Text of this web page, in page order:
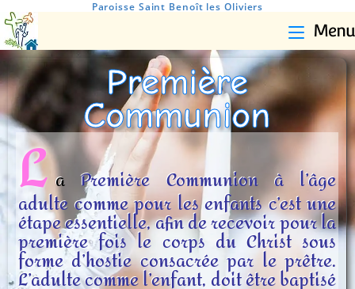
Paroisse Saint Benoît les Oliviers
Menu
Première
Communion
L a Première Communion à l’âge
adulte comme pour les enfantsc’est une
étape essentielle, afin de recevoir pour la
première fois le corps du Christ sous
forme d’hostie consacrée par le prêtre.
L’adulte comme l’enfant, doit être baptisé